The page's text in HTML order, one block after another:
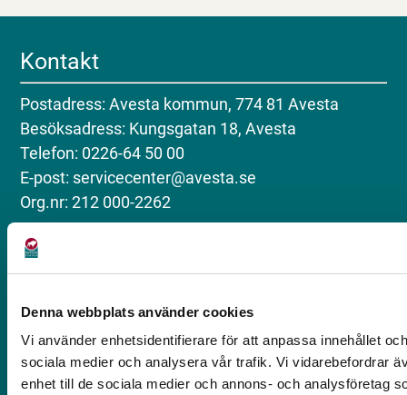
Denna webbplats använder cookies
Vi använder enhetsidentifierare för att anpassa innehållet
sociala medier och analysera vår trafik. Vi vidarebefordrar
enhet till de sociala medier och annons- och analysföretag
Kontakt
Postadress: Avesta kommun, 774 81 Avesta
Besöksadress: Kungsgatan 18, Avesta
Telefon: 0226-64 50 00
E-post: servicecenter@avesta.se
Org.nr: 212 000-2262
Följ oss på sociala medier
Facebook (Lediga tjänster)
Instagram